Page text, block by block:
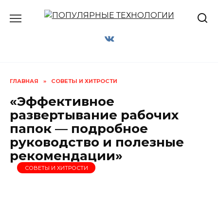
ГЛАВНАЯ » СОВЕТЫ И ХИТРОСТИ
«Эффективное
развертывание рабочих
папок — подробное
руководство и полезные
рекомендации»
СОВЕТЫ И ХИТРОСТИ